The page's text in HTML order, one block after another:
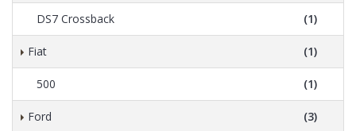
DS7 Crossback (1)
Fiat (1)
500 (1)
Ford (3)